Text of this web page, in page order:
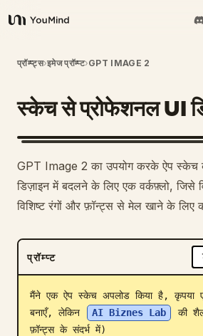
YouMind
अवलोकन
उपयोग के मामले
प्रॉम्प्ट
मूल्य निर्धारण
डाउनलोड
प्रॉम्प्ट्स›इमेज प्रॉम्प्ट›GPT IMAGE 2
स्केच से प्रोफेशनल UI
GPT Image 2 का उपयोग करके ऐप स्केच
डिज़ाइन में बदलने के लिए एक वर्कफ़्लो, जिसे
विशिष्ट रंगों और फ़ॉन्ट्स से मेल खाने के लिए
प्रॉम्प्ट
मैंने एक ऐप स्केच अपलोड किया है, कृपया
बनाएँ, लेकिन
AI Biznes Lab
की
फ़ॉन्ट्स के संदर्भ में)